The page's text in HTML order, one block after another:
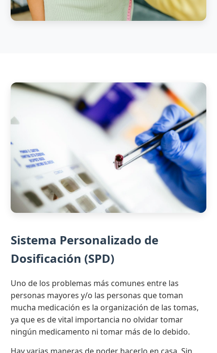
Sistema Personalizado de
Dosificación (SPD)
Uno de los problemas más comunes entre las
personas mayores y/o las personas que toman
mucha medicación es la organización de las tomas,
ya que es de vital importancia no olvidar tomar
ningún medicamento ni tomar más de lo debido.